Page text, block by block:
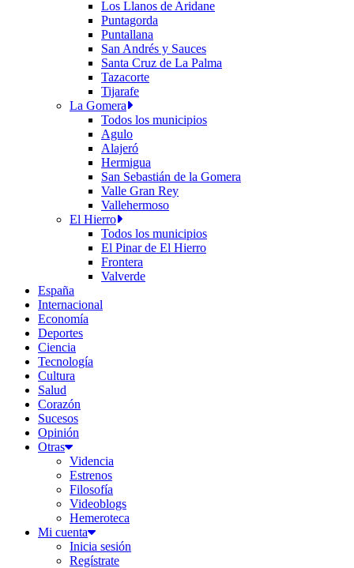
Los Llanos de Aridane
Puntagorda
Puntallana
San Andrés y Sauces
Santa Cruz de La Palma
Tazacorte
Tijarafe
La Gomera
Todos los municipios
Agulo
Alajeró
Hermigua
San Sebastián de la Gomera
Valle Gran Rey
Vallehermoso
El Hierro
Todos los municipios
El Pinar de El Hierro
Frontera
Valverde
España
Internacional
Economía
Deportes
Ciencia
Tecnología
Cultura
Salud
Corazón
Sucesos
Opinión
Otras
Videncia
Estrenos
Filosofía
Videoblogs
Hemeroteca
Mi cuenta
Inicia sesión
Regístrate